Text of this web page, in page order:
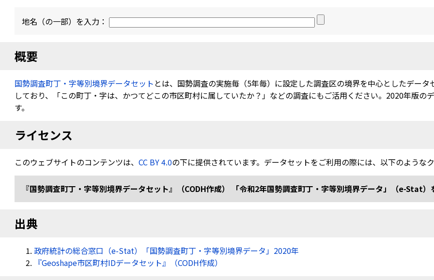
地名（の一部）を入力：
概要
国勢調査町丁・字等別境界データセット とは、国勢調査の実施毎（5年毎）に設定した調査区の境界を中心としたデータ
しており、「この町丁・字は、かつてどこの市区町村に属していたか？」などの調査にもご活用ください。2020年版
す。
ライセンス
このウェブサイトのコンテンツは、 CC BY 4.0の下に提供されています。データセットをご利用の際には、以下のような
『国勢調査町丁・字等別境界データセット』（CODH作成） 「令和2年国勢調査町丁・字等別境界データ」（e-Stat
出典
政府統計の総合窓口（e-Stat）「国勢調査町丁・字等別境界データ」2020年
『Geoshape市区町村IDデータセット』（CODH作成）